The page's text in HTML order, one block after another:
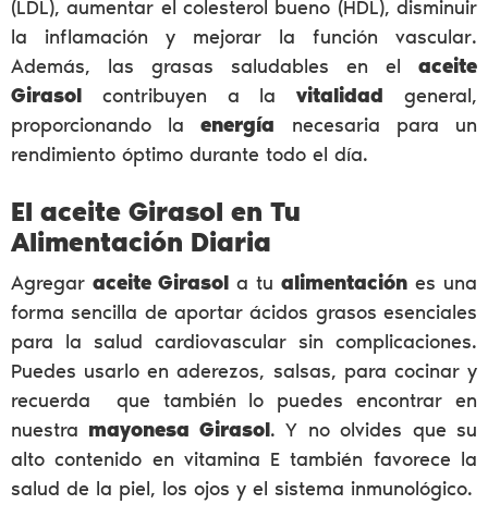
(LDL), aumentar el colesterol bueno (HDL), disminuir
la inflamación y mejorar la función vascular.
Además, las grasas saludables en el aceite
Girasol contribuyen a lavitalidad general,
proporcionando laenergía necesaria para un
rendimiento óptimo durante todo el día.
El aceite Girasol en Tu
Alimentación Diaria
Agregar aceite Girasol a tu alimentación es una
forma sencilla de aportar ácidos grasos esenciales
para la salud cardiovascular sin complicaciones.
Puedes usarlo en aderezos, salsas, para cocinar y
recuerda que también lo puedes encontrar en
nuestra mayonesa Girasol. Y no olvides que su
alto contenido en vitamina E también favorece la
salud de la piel, los ojos y el sistema inmunológico.